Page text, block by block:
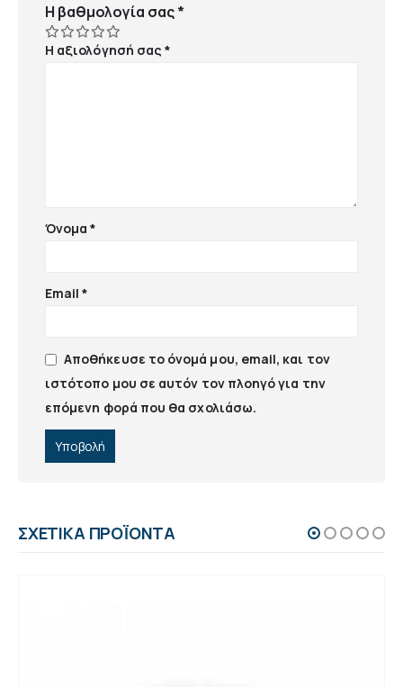
Η βαθμολογία σας*
Η αξιολόγησή σας*
Όνομα*
Email*
Αποθήκευσε το όνομά μου, email, και τον
ιστότοπο μου σε αυτόν τον πλοηγό για την
επόμενη φορά που θα σχολιάσω.
ΣΧΕΤΙΚΆ ΠΡΟΪΌΝΤΑ